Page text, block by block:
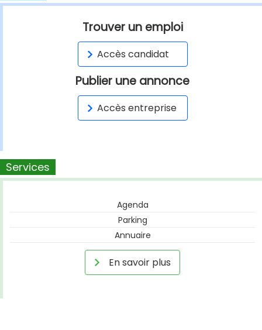
Trouver un emploi
Accès candidat
Publier une annonce
Accès entreprise
Services
Agenda
Parking
Annuaire
En savoir plus